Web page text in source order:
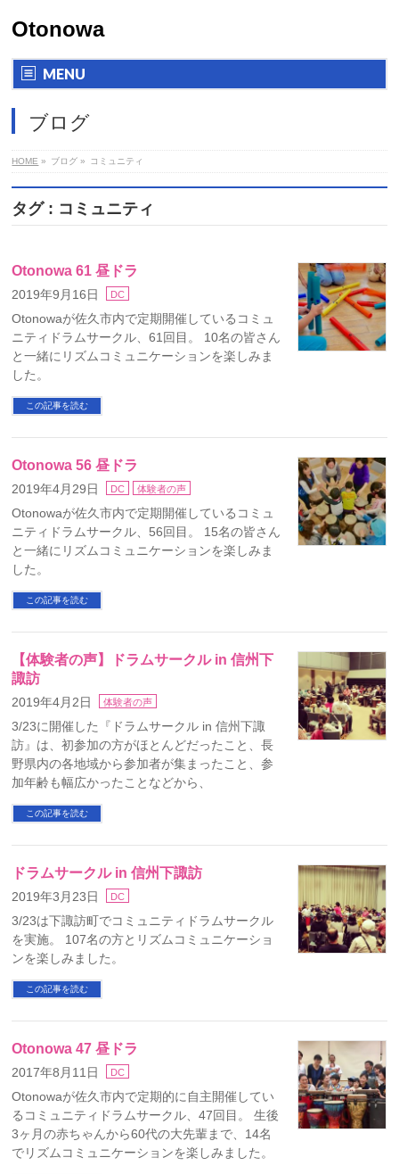
Otonowa
MENU
ブログ
HOME » ブログ » コミュニティ
タグ : コミュニティ
Otonowa 61 昼ドラ
2019年9月16日 DC
Otonowaが佐久市内で定期開催しているコミュ
ニティドラムサークル、61回目。 10名の皆さん
と一緒にリズムコミュニケーションを楽しみま
した。
この記事を読む
Otonowa 56 昼ドラ
2019年4月29日 DC 体験者の声
Otonowaが佐久市内で定期開催しているコミュ
ニティドラムサークル、56回目。 15名の皆さん
と一緒にリズムコミュニケーションを楽しみま
した。
この記事を読む
【体験者の声】ドラムサークル in 信州下
諏訪
2019年4月2日 体験者の声
3/23に開催した『ドラムサークル in 信州下諏
訪』は、初参加の方がほとんどだったこと、長
野県内の各地域から参加者が集まったこと、参
加年齢も幅広かったことなどから、
この記事を読む
ドラムサークル in 信州下諏訪
2019年3月23日 DC
3/23は下諏訪町でコミュニティドラムサークル
を実施。 107名の方とリズムコミュニケーショ
ンを楽しみました。
この記事を読む
Otonowa 47 昼ドラ
2017年8月11日 DC
Otonowaが佐久市内で定期的に自主開催してい
るコミュニティドラムサークル、47回目。 生後
3ヶ月の赤ちゃんから60代の大先輩まで、14名
でリズムコミュニケーションを楽しみました。